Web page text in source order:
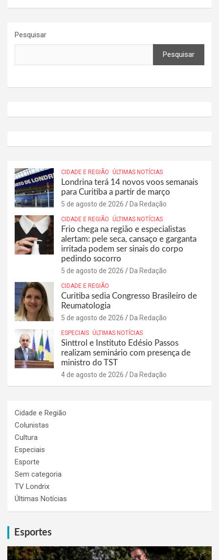
Pesquisar
Pesquisar
CIDADE E REGIÃO ÚLTIMAS NOTÍCIAS
Londrina terá 14 novos voos semanais
para Curitiba a partir de março
5 de agosto de 2026 Da Redação
CIDADE E REGIÃO ÚLTIMAS NOTÍCIAS
Frio chega na região e especialistas
alertam: pele seca, cansaço e garganta
irritada podem ser sinais do corpo
pedindo socorro
5 de agosto de 2026 Da Redação
CIDADE E REGIÃO
Curitiba sedia Congresso Brasileiro de
Reumatologia
5 de agosto de 2026 Da Redação
ESPECIAIS ÚLTIMAS NOTÍCIAS
Sinttrol e Instituto Edésio Passos
realizam seminário com presença de
ministro do TST
4 de agosto de 2026 Da Redação
Cidade e Região
Colunistas
Cultura
Especiais
Esporte
Sem categoria
TV Londrix
Últimas Notícias
Esportes